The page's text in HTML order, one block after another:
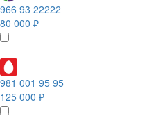
966 93 22222
80 000 ₽
981 001 95 95
125 000 ₽